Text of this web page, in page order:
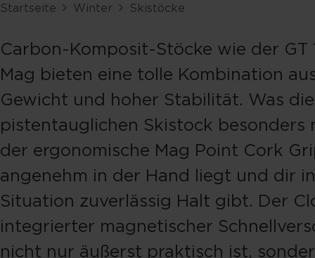
Startseite Winter Skistöcke
Carbon-Komposit-Stöcke wie der GT
Mag bieten eine tolle Kombination
Gewicht und hoher Stabilität. Was
pistentauglichen Skistock besonders
der ergonomische Mag Point Cork
angenehm in der Hand liegt und dir
Situation zuverlässig Halt gibt. Der
integrierter magnetischer
nicht nur äußerst praktisch ist,